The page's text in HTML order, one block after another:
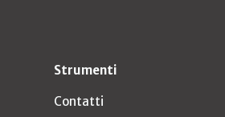
Strumenti
Contatti